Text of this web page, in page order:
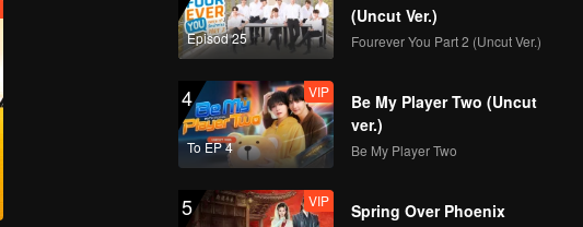
VIP
Episod 10(Bagian 1):
Yang Mi Shenteng
Youth League
kembali!
VIP
Episod 10(Bagian 2):
Perjuangan Juara!
Episod 25
(Uncut Ver.)
Fourever You Part 2 (Uncut Ver.)
4
To EP 4
VIP
Be My Player Two (Uncut
ver.)
Be My Player Two
5 VIP
Spring Over Phoenix